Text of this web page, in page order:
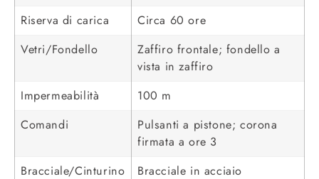
Riserva di carica
Circa 60 ore
Vetri/Fondello
Zaffiro frontale; fondello a
vista in zaffiro
Impermeabilità
100 m
Comandi
Pulsanti a pistone; corona
firmata a ore 3
Bracciale/Cinturino
Bracciale in acciaio